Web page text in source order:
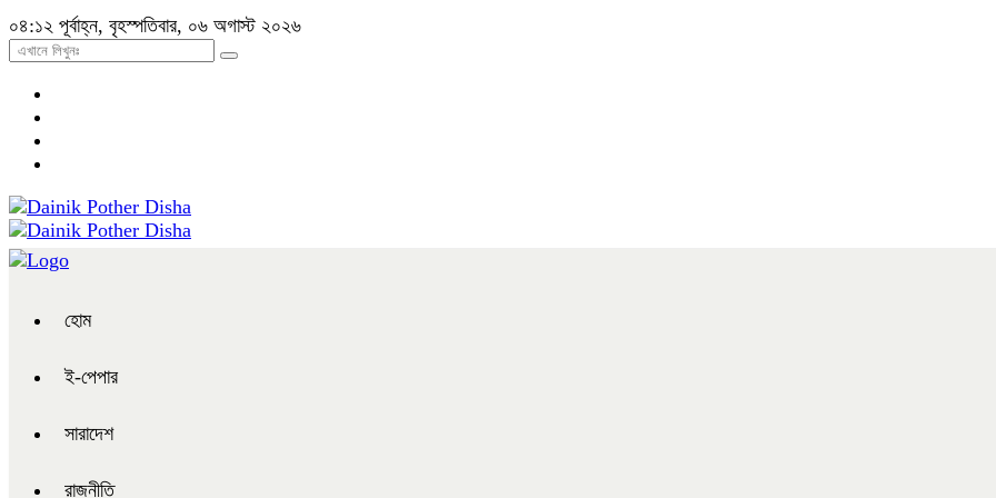
০৪:১২ পূর্বাহ্ন, বৃহস্পতিবার, ০৬ অগাস্ট ২০২৬
হোম
ই-পেপার
সারাদেশ
রাজনীতি